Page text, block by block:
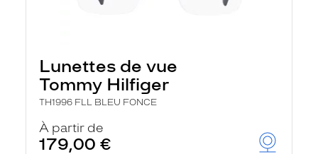
Lunettes de vue
Tommy Hilfiger
TH1996 FLL BLEU FONCE
À partir de
179,00 €